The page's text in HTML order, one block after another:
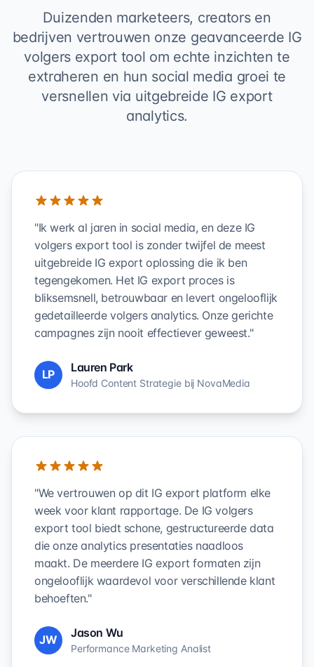
Duizenden marketeers, creators en
bedrijven vertrouwen onze geavanceerde IG
volgers export tool om echte inzichten te
extraheren en hun social media groei te
versnellen via uitgebreide IG export
analytics.
"Ik werk al jaren in social media, en deze IG
volgers export tool is zonder twijfel de meest
uitgebreide IG export oplossing die ik ben
tegengekomen. Het IG export proces is
bliksemsnell, betrouwbaar en levert ongelooflijk
gedetailleerde volgers analytics. Onze gerichte
campagnes zijn nooit effectiever geweest."
LP Lauren Park
Hoofd Content Strategie bij NovaMedia
"We vertrouwen op dit IG export platform elke
week voor klant rapportage. De IG volgers
export tool biedt schone, gestructureerde data
die onze analytics presentaties naadloos
maakt. De meerdere IG export formaten zijn
ongelooflijk waardevol voor verschillende klant
behoeften."
JW Jason Wu
Performance Marketing Analist